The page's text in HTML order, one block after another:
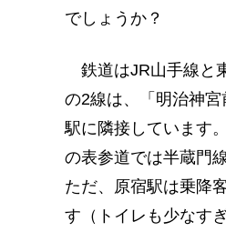
でしょうか？
鉄道はJR山手線と
の2線は、「明治神
駅に隣接しています
の表参道では半蔵門
ただ、原宿駅は乗降
す（トイレも少なす